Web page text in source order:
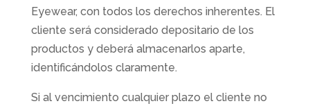
Eyewear, con todos los derechos inherentes. El
cliente será considerado depositario de los
productos y deberá almacenarlos aparte,
identificándolos claramente.
Si al vencimiento cualquier plazo el cliente no